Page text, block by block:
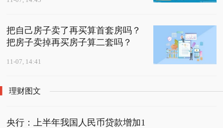
把自己房子卖了再买算首套房吗？
把房子卖掉再买房子算二套吗？
11-07, 14:41
理财图文
央行：上半年我国人民币贷款增加1